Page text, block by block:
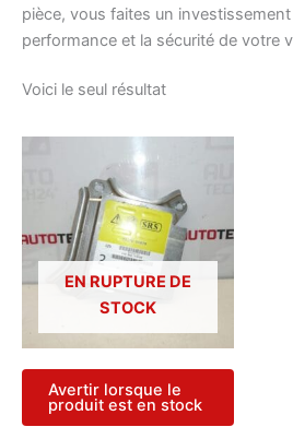
pièce, vous faites un
performance et la sécurité de votre
Voici le seul résultat
EN RUPTURE DE
STOCK
Avertir lorsque le
produit est en stock